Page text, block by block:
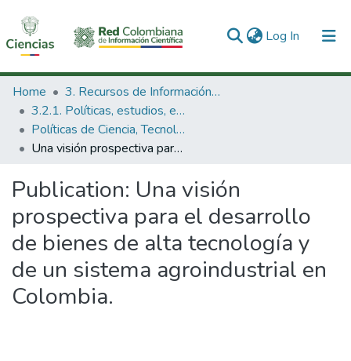
Log In (current)
Communities & Collections
All of DSpace
Statistics
Home
3. Recursos de Información Científica y Tecnológica
3.2.1. Políticas, estudios, evaluaciones e indicadores de CTeI
Políticas de Ciencia, Tecnología e Innovación
Una visión prospectiva para el desarrollo de bienes de alta tecnología y de un sistema agroindustrial en Colombia.
Publication: Una visión
prospectiva para el desarrollo
de bienes de alta tecnología y
de un sistema agroindustrial en
Colombia.